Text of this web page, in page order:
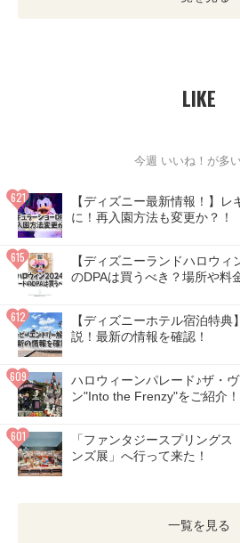
LIKE
今週 いいね！が多
【ディズニー最新情報！】
に！再入園方法も変更か？！
【ディズニーランドハロウ
のDPAは買うべき？場所や料
【ディズニーホテル宿泊特
説！最新の情報を確認！
ハロウィーンパレード♪ザ・
ン"Into the Frenzy"をご紹介！
「ファンタジースプリング
ンズ展」へ行って来た！
一覧を見る